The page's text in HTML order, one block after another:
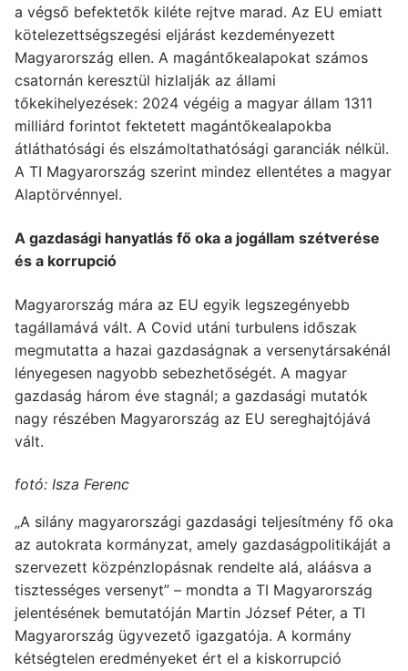
a végső befektetők kiléte rejtve marad. Az EU emiatt
kötelezettségszegési eljárást kezdeményezett
Magyarország ellen. A magántőkealapokat számos
csatornán keresztül hizlalják az állami
tőkekihelyezések: 2024 végéig a magyar állam 1311
milliárd forintot fektetett magántőkealapokba
átláthatósági és elszámoltathatósági garanciák nélkül.
A TI Magyarország szerint mindez ellentétes a magyar
Alaptörvénnyel.
A gazdasági hanyatlás fő oka a jogállam szétverése
és a korrupció
Magyarország mára az EU egyik legszegényebb
tagállamává vált. A Covid utáni turbulens időszak
megmutatta a hazai gazdaságnak a versenytársakénál
lényegesen nagyobb sebezhetőségét. A magyar
gazdaság három éve stagnál; a gazdasági mutatók
nagy részében Magyarország az EU sereghajtójává
vált.
fotó: Isza Ferenc
„A silány magyarországi gazdasági teljesítmény fő oka
az autokrata kormányzat, amely gazdaságpolitikáját a
szervezett közpénzlopásnak rendelte alá, aláásva a
tisztességes versenyt” – mondta a TI Magyarország
jelentésének bemutatóján Martin József Péter, a TI
Magyarország ügyvezető igazgatója. A kormány
kétségtelen eredményeket ért el a kiskorrupció